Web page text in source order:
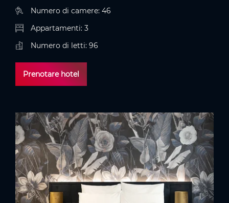
Numero di camere: 46
Appartamenti: 3
Numero di letti: 96
Prenotare hotel